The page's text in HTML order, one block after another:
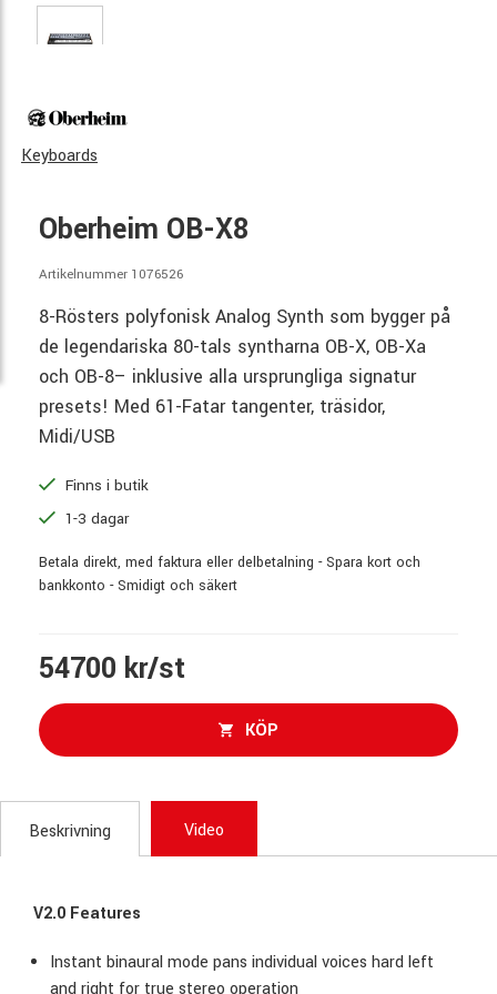
Keyboards
Oberheim OB-X8
Artikelnummer 1076526
8-Rösters polyfonisk Analog Synth som bygger på
de legendariska 80-tals syntharna OB-X, OB-Xa
och OB-8– inklusive alla ursprungliga signatur
presets! Med 61-Fatar tangenter, träsidor,
Midi/USB
Finns i butik
1-3 dagar
Betala direkt, med faktura eller delbetalning - Spara kort och
bankkonto - Smidigt och säkert
54700 kr/st
KÖP
Beskrivning Video
V2.0 Features
Instant binaural mode pans individual voices hard left
and right for true stereo operation